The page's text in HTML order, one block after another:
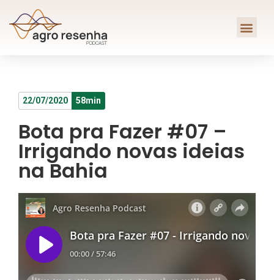
22/07/2020 58min
Bota pra Fazer #07 –
Irrigando novas ideias
na Bahia